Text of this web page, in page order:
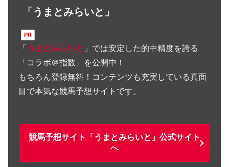
「うまとみらいと」
「 うまとみらいと 」では安定した的中精度を誇る
「コラボ＠指数」を公開中！
もちろん登録無料！コンテンツも充実している真面
目で本気な競馬予想サイトです。
競馬予想サイト「うまとみらいと」公式サイト
へ